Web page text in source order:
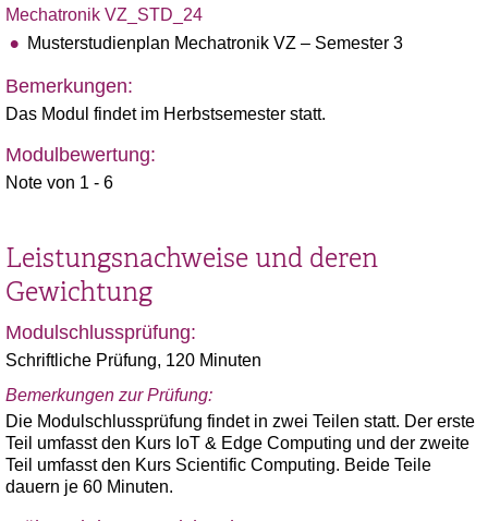
Mechatronik VZ_STD_24
Musterstudienplan Mechatronik VZ – Semester 3
Bemerkungen:
Das Modul findet im Herbstsemester statt.
Modulbewertung:
Note von 1 - 6
Leistungsnachweise und deren
Gewichtung
Modulschlussprüfung:
Schriftliche Prüfung, 120 Minuten
Bemerkungen zur Prüfung:
Die Modulschlussprüfung findet in zwei Teilen statt. Der erste
Teil umfasst den Kurs IoT & Edge Computing und der zweite
Teil umfasst den Kurs Scientific Computing. Beide Teile
dauern je 60 Minuten.